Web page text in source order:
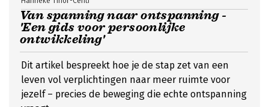
Van spanning naar ontspanning -
'Een gids voor persoonlijke
ontwikkeling'
Dit artikel bespreekt hoe je de stap zet van een
leven vol verplichtingen naar meer ruimte voor
jezelf – precies de beweging die echte ontspanning